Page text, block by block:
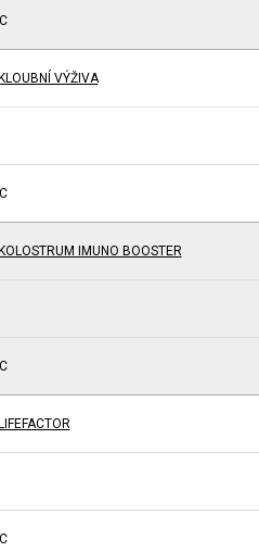
VÝŽIVA
IMUNO BOOSTER